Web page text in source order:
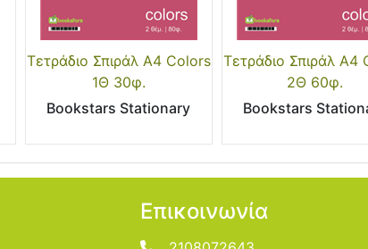
Τετράδιο Σπιράλ Α4 Colors
1Θ 30φ.
Bookstars Stationary
Τετράδιο Σπιράλ Α4
2Θ 60φ.
Bookstars
Επικοινωνία